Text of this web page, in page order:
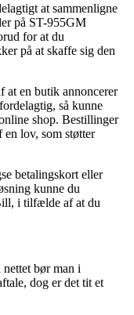
at sammenligne
på ST-955GM
for at du
på at skaffe sig den
at en butik annoncerer
så kunne
shop. Bestillinger
lov, som støtter
betalingskort eller
kunne du
i tilfælde af at du
bør man i
dog er det tit et